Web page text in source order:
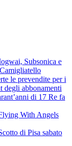
Subsonica e
le prevendite per i
abbonamenti
di 17 Re fa
With Angels
di Pisa sabato